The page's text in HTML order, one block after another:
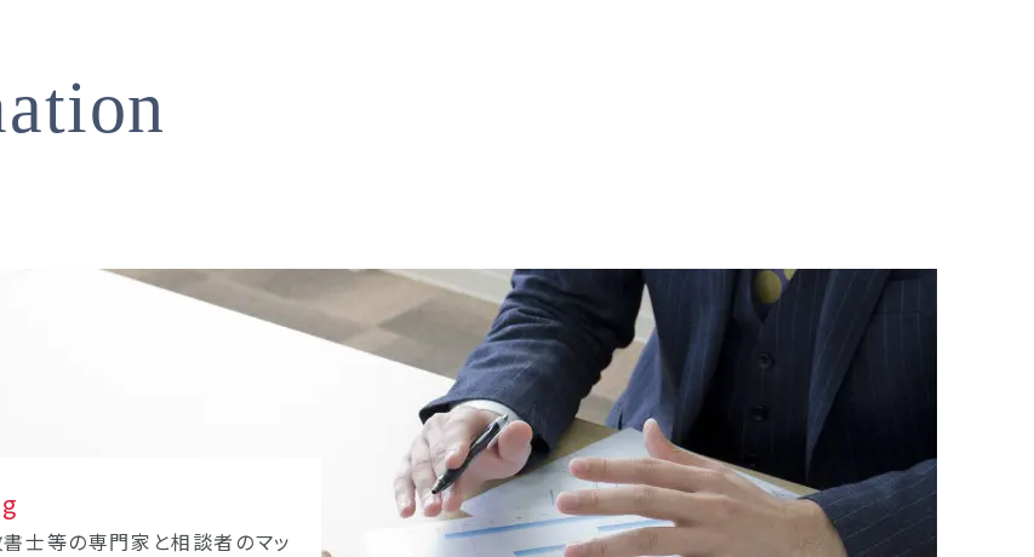
書士等の専門家と相談者のマッ